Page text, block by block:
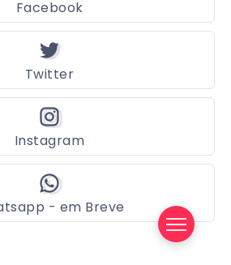
Facebook
Twitter
Instagram
- em Breve